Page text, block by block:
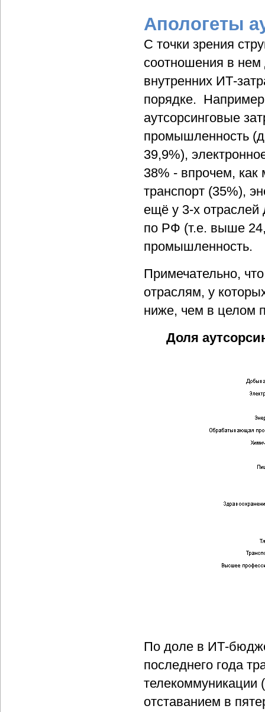
Апологеты
С точки зрения
соотношения в нем
внутренних ИТ-
порядке.
аутсорсинговые
промышленность
39,9%),
38% - впрочем, как
транспорт (35%),
ещё у 3-х
по РФ (т.е. выше
промышленность.
Примечательно,
отраслям, у
ниже, чем в целом
Доля
По доле в ИТ-
последнего года
телекоммуникации
отставанием в